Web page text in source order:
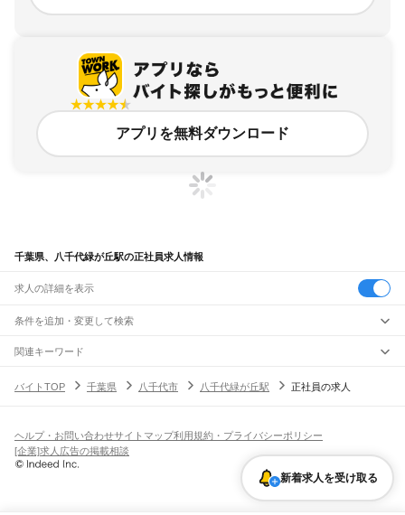
アプリを無料ダウンロード
千葉県、八千代緑が丘駅の正社員求人情報
求人の詳細を表示
条件を追加・変更して検索
市区町村を追加・変更
千葉県すべて
銚子市市川市船橋市館山市木更津市松戸市野田市茂原市成田市佐倉市
旭市習志野市柏市勝浦市 八千代市我孫子市鴨川市鎌ケ谷市
印西市 白井市富里市 南房総市
印旛郡 香取郡
駅を追加・変更
南流山駅新松戸駅 新八柱駅 東松戸駅市川大野駅船橋法典駅 西船橋駅
JR中央・総武線
市川駅 本八幡駅 東船橋駅 津田沼駅 幕張本郷駅
飲食・フードサービス
飲食・フードサービス
ホールスタッフ
皿洗い・洗い場精肉・鮮魚加工
バー（BAR）・バーテンダー
飲食店（店長・マネージャー）
特徴を追加・変更
人気
髪型・髪色自由ひげOKネイルOK
留学生・外国人活躍中
関連キーワード
バイトTOP
千葉県 八千代市 八千代緑が丘駅 正社員の求人
新着求人を受け取る
ヘルプ・お問い合わせサイトマップ利用規約・プライバシーポリシー
[企業]求人広告の掲載相談